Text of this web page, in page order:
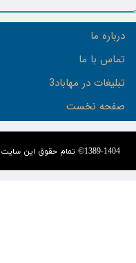
1389-1404© تمام حقوق این سایت متعلق به پایگاه خبری
درباره ما
تماس با ما
تبلیغات در مهاباد3
صفحه نخست